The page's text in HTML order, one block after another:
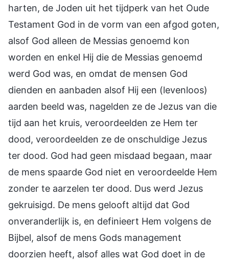
harten, de Joden uit het tijdperk van het Oude
Testament God in de vorm van een afgod goten,
alsof God alleen de Messias genoemd kon
worden en enkel Hij die de Messias genoemd
werd God was, en omdat de mensen God
dienden en aanbaden alsof Hij een (levenloos)
aarden beeld was, nagelden ze de Jezus van die
tijd aan het kruis, veroordeelden ze Hem ter
dood, veroordeelden ze de onschuldige Jezus
ter dood. God had geen misdaad begaan, maar
de mens spaarde God niet en veroordeelde Hem
zonder te aarzelen ter dood. Dus werd Jezus
gekruisigd. De mens gelooft altijd dat God
onveranderlijk is, en definieert Hem volgens de
Bijbel, alsof de mens Gods management
doorzien heeft, alsof alles wat God doet in de